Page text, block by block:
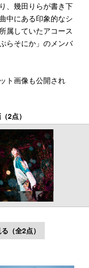
、幾田りらが書き下
中にある印象的なシ
属していたアコース
らそにか」のメンバ
ト画像も公開され
2点）
（全2点）